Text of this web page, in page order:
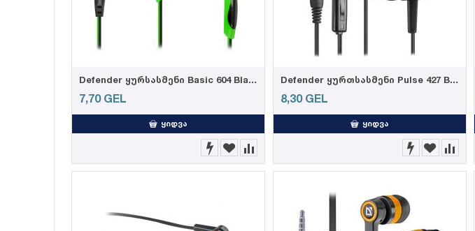
Defender ყურსასმენი Basic 604 Black + green
7,70 GEL
ᲧᲘᲓᲕᲐ
Defender ყურთსასმენი Pulse 427 Black
8,30 GEL
ᲧᲘᲓᲕᲐ